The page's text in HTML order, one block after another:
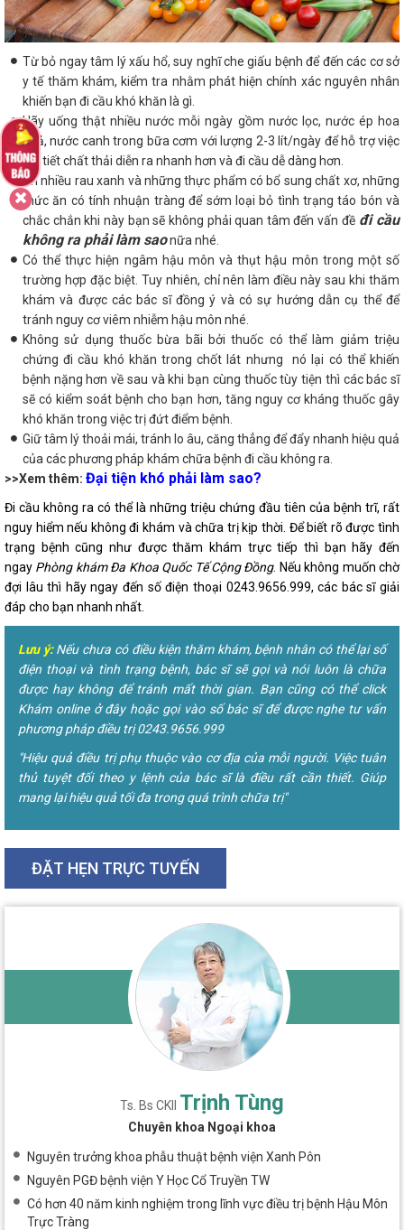
Từ bỏ ngay tâm lý xấu hổ, suy nghĩ che giấu bệnh để đến các cơ sở
y tế thăm khám, kiểm tra nhằm phát hiện chính xác nguyên nhân
khiến bạn đi cầu khó khăn là gì.
Hãy uống thật nhiều nước mỗi ngày gồm nước lọc, nước ép hoa
quả, nước canh trong bữa cơm với lượng 2-3 lít/ngày để hỗ trợ việc
bài tiết chất thải diễn ra nhanh hơn và đi cầu dễ dàng hơn.
Ăn nhiều rau xanh và những thực phẩm có bổ sung chất xơ, những
thức ăn có tính nhuận tràng để sớm loại bỏ tình trạng táo bón và
chắc chắn khi này bạn sẽ không phải quan tâm đến vấn đề đi cầu
không ra phải làm saonữa nhé.
Có thể thực hiện ngâm hậu môn và thụt hậu môn trong một số
trường hợp đặc biệt. Tuy nhiên, chỉ nên làm điều này sau khi thăm
khám và được các bác sĩ đồng ý và có sự hướng dẫn cụ thể để
tránh nguy cơ viêm nhiễm hậu môn nhé.
Không sử dụng thuốc bừa bãi bởi thuốc có thể làm giảm triệu
chứng đi cầu khó khăn trong chốt lát nhưng nó lại có thể khiến
bệnh nặng hơn về sau và khi bạn cùng thuốc tùy tiện thì các bác sĩ
sẽ có kiểm soát bệnh cho bạn hơn, tăng nguy cơ kháng thuốc gây
khó khăn trong việc trị đứt điểm bệnh.
Giữ tâm lý thoải mái, tránh lo âu, căng thẳng để đẩy nhanh hiệu quả
của các phương pháp khám chữa bệnh đi cầu không ra.
>>Xem thêm: Đại tiện khó phải làm sao?
Đi cầu không ra có thể là những triệu chứng đầu tiên của bệnh trĩ, rất
nguy hiểm nếu không đi khám và chữa trị kịp thời. Để biết rõ được tình
trạng bệnh cũng như được thăm khám trực tiếp thì bạn hãy đến
ngay Phòng khám Đa Khoa Quốc Tế Cộng Đồng. Nếu không muốn chờ
đợi lâu thì hãy ngay đến số điện thoại 0243.9656.999, các bác sĩ giải
đáp cho bạn nhanh nhất.
Lưu ý:Nếu chưa có điều kiện thăm khám, bệnh nhân có thể lại số
điện thoại và tình trạng bệnh, bác sĩ sẽ gọi và nói luôn là chữa
được hay không để tránh mất thời gian. Bạn cũng có thể click
Khám online ở đây hoặc gọi vào số bác sĩ để được nghe tư vấn
phương pháp điều trị 0243.9656.999
"Hiệu quả điều trị phụ thuộc vào cơ địa của mỗi người. Việc tuân
thủ tuyệt đối theo y lệnh của bác sĩ là điều rất cần thiết. Giúp
mang lại hiệu quả tối đa trong quá trình chữa trị"
ĐẶT HẸN TRỰC TUYẾN
Ts. Bs CKII Trịnh Tùng
Chuyên khoa Ngoại khoa
Nguyên trưởng khoa phẫu thuật bệnh viện Xanh Pôn
Nguyên PGĐ bệnh viện Y Học Cổ Truyền TW
Có hơn 40 năm kinh nghiệm trong lĩnh vực điều trị bệnh Hậu Môn
Trực Tràng